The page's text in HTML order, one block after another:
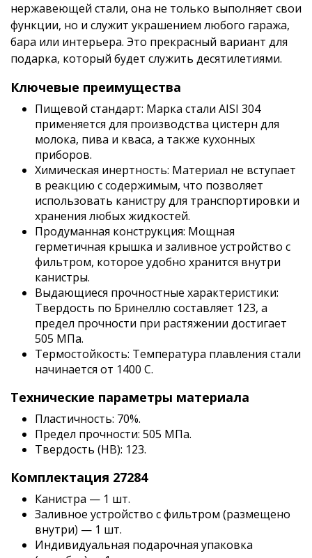
нержавеющей стали, она не только выполняет свои
функции, но и служит украшением любого гаража,
бара или интерьера. Это прекрасный вариант для
подарка, который будет служить десятилетиями.
Ключевые преимущества
Пищевой стандарт: Марка стали AISI 304
применяется для производства цистерн для
молока, пива и кваса, а также кухонных
приборов.
Химическая инертность: Материал не вступает
в реакцию с содержимым, что позволяет
использовать канистру для транспортировки и
хранения любых жидкостей.
Продуманная конструкция: Мощная
герметичная крышка и заливное устройство с
фильтром, которое удобно хранится внутри
канистры.
Выдающиеся прочностные характеристики:
Твердость по Бринеллю составляет 123, а
предел прочности при растяжении достигает
505 МПа.
Термостойкость: Температура плавления стали
начинается от 1400 С.
Технические параметры материала
Пластичность: 70%.
Предел прочности: 505 МПа.
Твердость (HB): 123.
Комплектация 27284
Канистра — 1 шт.
Заливное устройство с фильтром (размещено
внутри) — 1 шт.
Индивидуальная подарочная упаковка